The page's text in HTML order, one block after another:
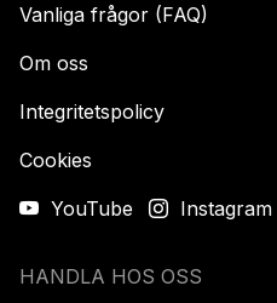
Vanliga frågor (FAQ)
Om oss
Integritetspolicy
Cookies
YouTube
Instagram
HANDLA HOS OSS